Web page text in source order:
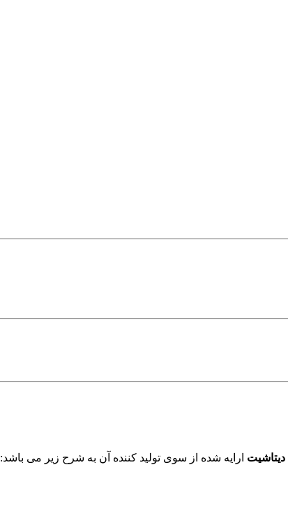
دیتاشیت ارایه شده از سوی تولید کننده آن به شرح زیر می باشد: